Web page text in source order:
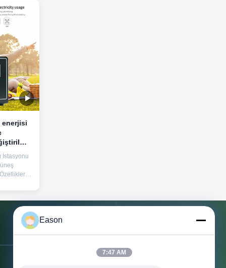
enerjisi
İstasyonu
220V
Tip-C
Bizimle İletişim
Eason
7:47 AM